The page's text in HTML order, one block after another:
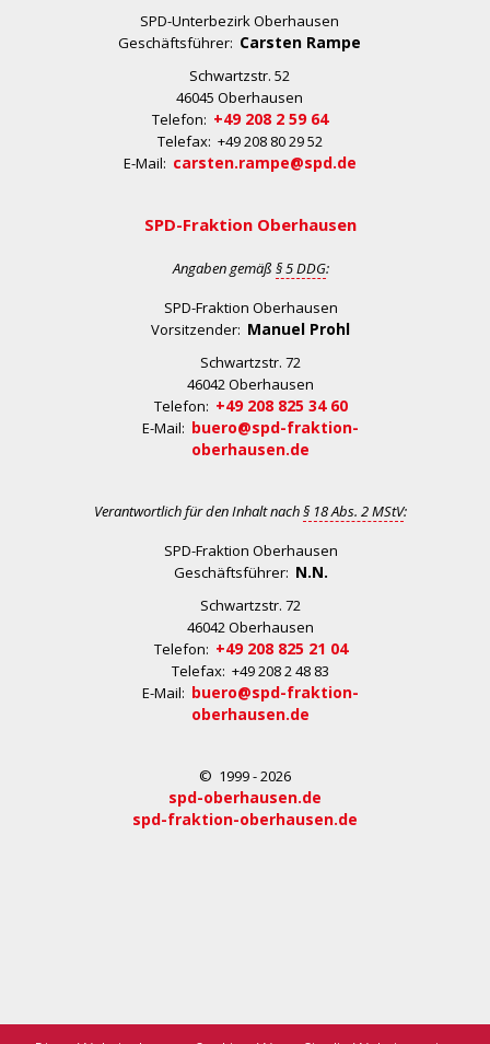
SPD-Unterbezirk Oberhausen
Geschäftsführer: Carsten Rampe
Schwartzstr. 52
46045 Oberhausen
Telefon: +49 208 2 59 64
Telefax: +49 208 80 29 52
E-Mail: carsten.rampe@spd.de
SPD-Fraktion Oberhausen
Angaben gemäß § 5 DDG:
SPD-Fraktion Oberhausen
Vorsitzender: Manuel Prohl
Schwartzstr. 72
46042 Oberhausen
Telefon: +49 208 825 34 60
E-Mail: buero@spd-fraktion-
oberhausen.de
Verantwortlich für den Inhalt nach§ 18 Abs. 2 MStV:
SPD-Fraktion Oberhausen
Geschäftsführer: N.N.
Schwartzstr. 72
46042 Oberhausen
Telefon: +49 208 825 21 04
Telefax: +49 208 2 48 83
E-Mail: buero@spd-fraktion-
oberhausen.de
© 1999 - 2026
spd-oberhausen.de
spd-fraktion-oberhausen.de